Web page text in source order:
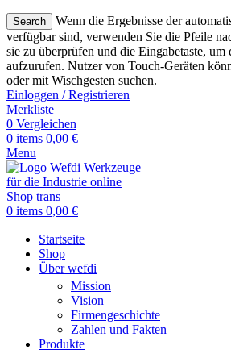
Search
Wenn die Ergebnisse der
verfügbar sind, verwenden Sie die Pfeile
sie zu überprüfen und die Eingabetaste, um
aufzurufen. Nutzer von Touch-Geräten
oder mit Wischgesten suchen.
Einloggen / Registrieren
Merkliste
0 Vergleichen
0 items 0,00 €
Menu
0 items 0,00 €
Startseite
Shop
Über wefdi
Mission
Vision
Firmengeschichte
Zahlen und Fakten
Produkte